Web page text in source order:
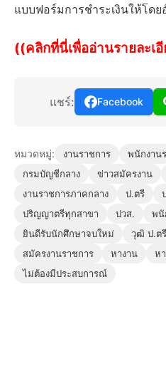
แบบฟอร์มการชําระเงินให้โด
((คลิกที่นี่เพื่ออ่านรายละเ
แชร์: Facebook
หมวดหมู่: งานราชการ พนักงาน
กรมบัญชีกลาง ข่าวสมัครงาน
งานราชการภาคกลาง
ป.ตรี
ปริญญาตรีทุกสาขา
ปวส.
พนั
ยินดีรับนักศึกษาจบใหม่
วุฒิ ป.ตรี
สมัครงานราชการ
หางาน
ห
ไม่ต้องมีประสบการณ์